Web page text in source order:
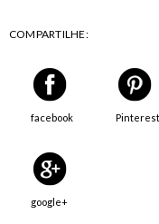
COMPARTILHE:
facebook Pinterest
google+